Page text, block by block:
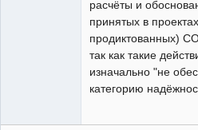
расчёты и
принятых в
продиктованных)
так как такие
изначально "не
категорию